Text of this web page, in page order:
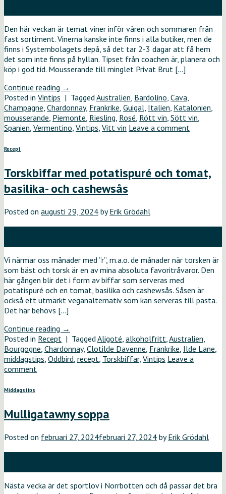
Den här veckan är temat viner inför våren och sommaren från
fast sortiment. Vinerna kanske inte finns i alla butiker, men de
finns i Systembolagets depå, så det tar 2-3 dagar att få hem
det som inte finns på hyllan. Tipset från coachen är, planera och
köp i god tid. Mousserande till minglet Privat Brut […]
Continue reading →
Posted in Vintips | TaggedAustralien, Bardolino, Cava,
Champagne, Chardonnay, Frankrike, Guigal, Italien, Katalonien,
mousserande, Piemonte, Riesling, Rosé, Rött vin, Sött vin,
Spanien, Vermentino, Vintips, Vitt vin Leave a comment
Recept
Torskbiffar med potatispuré och tomat,
basilika- och cashewsås
Posted on augusti 29, 2024 byErik Grödahl
Vi närmar oss månader med ”r”, m.a.o. de månader när torsken är
som bäst och torsk är en av mina absoluta favoritråvaror. Den
här gången blir det i form av biffar som serveras med
potatispuré och en tomat, basilika och cashewsås. Såsen är
också ett utmärkt veganalternativ som kan serveras till pasta.
Det här behövs […]
Continue reading →
Posted in Recept | Tagged Aligoté alkoholfritt Australien
Bourgogne Chardonnay, Clotilde Davenne Frankrike Ilde Lane
middagstips Oddbird recept Torskbiffar, Vintips Leave a
comment
Middagstips
Mulligatawny soppa
Posted on februari 27, 2024februari 27, 2024 byErik Grödahl
Nästa vecka är det sportlov i Norrbotten och då passar det bra